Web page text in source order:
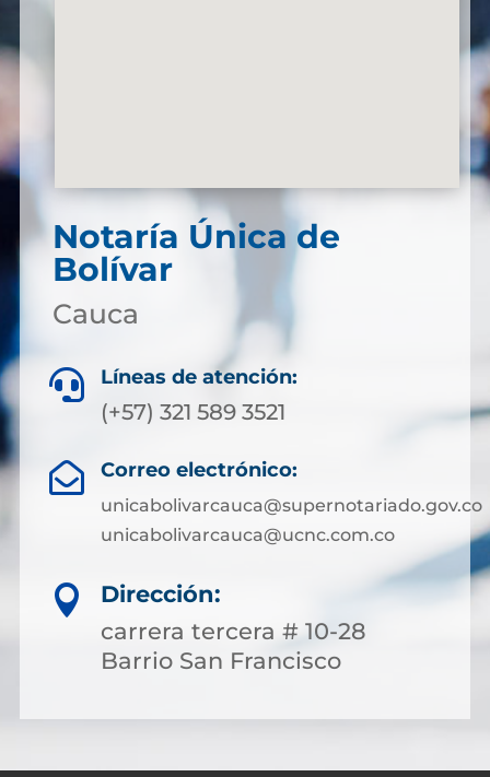
Notaría Única de
Bolívar
Cauca
 Líneas de atención:
(+57) 321 589 3521
 Correo electrónico:
unicabolivarcauca@supernotariado.gov.co
unicabolivarcauca@ucnc.com.co

Dirección:
carrera tercera # 10-28
Barrio San Francisco